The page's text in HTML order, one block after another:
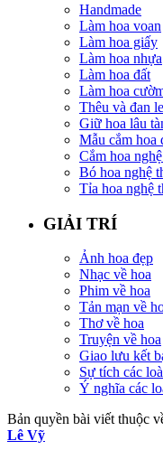
Handmade
Làm hoa voan
Làm hoa giấy
Làm hoa nhựa
Làm hoa đất
Làm hoa
Thêu và đan
Giữ hoa lâu
Mẫu cắm hoa
Cắm hoa
Bó hoa nghệ
Tỉa hoa nghệ
GIẢI TRÍ
Ảnh hoa đẹp
Nhạc về hoa
Phim về hoa
Tản mạn về
Thơ về hoa
Truyện về hoa
Giao lưu kết
Sự tích các
Ý nghĩa các
Bản quyền bài viết thuộc
Lê Vỹ